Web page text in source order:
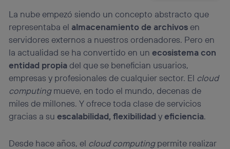
La nube empezó siendo un concepto abstracto que
representaba el almacenamiento de archivosen
servidores externos a nuestros ordenadores. Pero en
la actualidad se ha convertido en unecosistema con
entidad propiadel que se benefician usuarios,
empresas y profesionales de cualquier sector. El cloud
computingmueve, en todo el mundo, decenas de
miles de millones. Y ofrece toda clase de servicios
gracias a suescalabilidad, flexibilidadyeficiencia.
Desde hace años, el cloud computingpermite realizar